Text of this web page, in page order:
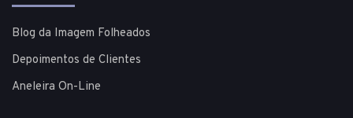
Blog da Imagem Folheados
Depoimentos de Clientes
Aneleira On-Line